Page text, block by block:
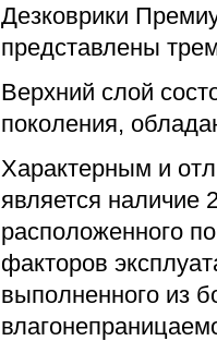
Дезковрики
представлены
Верхний слой
поколения,
Характерным и
является наличие
расположенного
факторов
выполненного из